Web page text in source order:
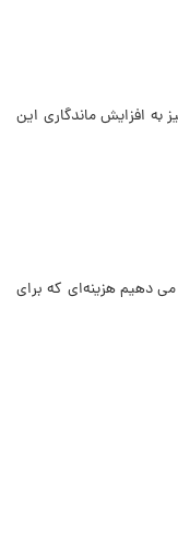
افزایش ماندگاری این
دهیم هزینه‌ای که برای